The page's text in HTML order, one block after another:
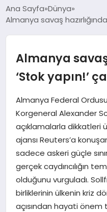
GÜNDEM
SPOR
MAGAZIN
SAĞLIK
EĞITIM
Ana Sayfa Dünya
Almanya savaş
Almanya savaş
‘Stok yapın!’
Almanya Federal
Korgeneral Alexander
açıklamalarla dikkatleri
ajansı Reuters’a
sadece askeri güçle
gerçek caydırıcılığın
olduğunu vurguladı.
birliklerinin ülkenin kriz
açısından hayati önem